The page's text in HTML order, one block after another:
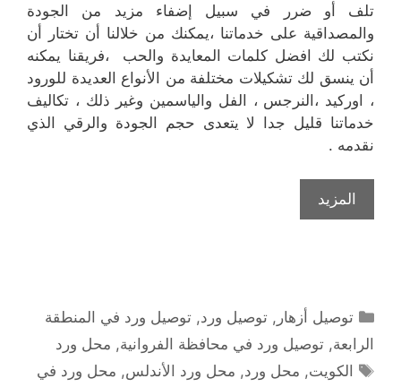
تلف أو ضرر في سبيل إضفاء مزيد من الجودة
والمصداقية على خدماتنا ،يمكنك من خلالنا أن تختار أن
نكتب لك افضل كلمات المعايدة والحب ،فريقنا يمكنه
أن ينسق لك تشكيلات مختلفة من الأنواع العديدة للورود
، اوركيد ،النرجس ، الفل والياسمين وغير ذلك ، تكاليف
خدماتنا قليل جدا لا يتعدى حجم الجودة والرقي الذي
نقدمه .
المزيد
التصنيفات
توصيل أزهار ,توصيل ورد,توصيل ورد في المنطقة
الرابعة, توصيل ورد في محافظة الفروانية, محل ورد
الوسوم
الكويت, محل ورد, محل ورد الأندلس, محل ورد في